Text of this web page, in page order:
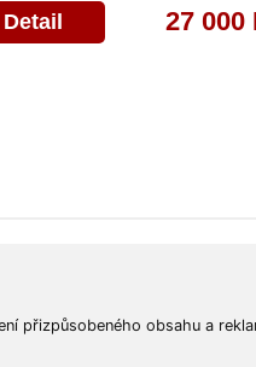
přizpůsobeného obsahu a
Detail 27 000